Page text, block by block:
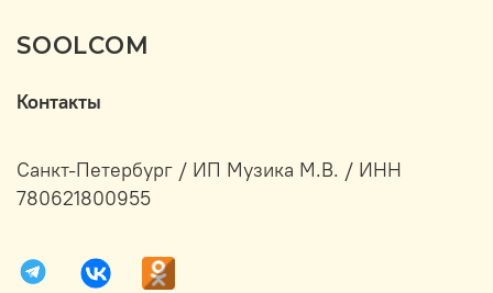
SOOLCOM
Контакты
Санкт-Петербург / ИП Музика М.В. / ИНН
780621800955